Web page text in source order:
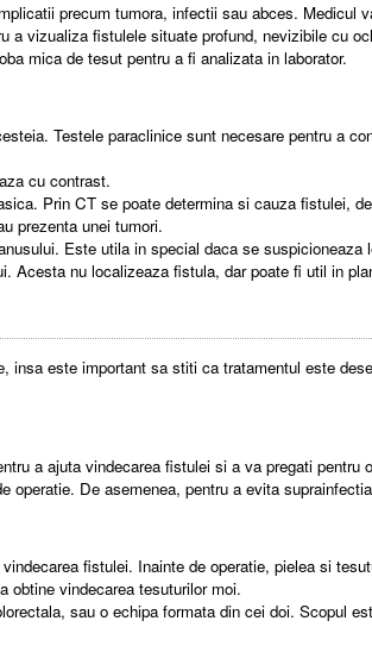
precum tumora, infectii sau abces. Medicul
vizualiza fistulele situate profund, nevizibile cu
mica de tesut pentru a fi analizata in laborator.
Testele paraclinice sunt necesare pentru a
cu contrast.
Prin CT se poate determina si cauza fistulei,
prezenta unei tumori.
Este utila in special daca se
nu localizeaza fistula, dar poate fi util in
este important sa stiti ca tratamentul este
a ajuta vindecarea fistulei si a va pregati pentru
De asemenea, pentru a evita
fistulei. Inainte de operatie, pielea si
obtine vindecarea tesuturilor moi.
sau o echipa formata din cei doi. Scopul